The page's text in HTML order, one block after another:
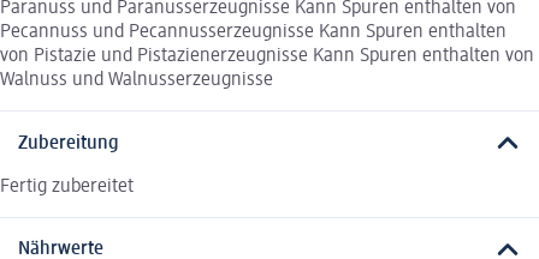
Paranuss und Paranusserzeugnisse Kann Spuren enthalten von
Pecannuss und Pecannusserzeugnisse Kann Spuren enthalten
von Pistazie und Pistazienerzeugnisse Kann Spuren enthalten von
Walnuss und Walnusserzeugnisse
Zubereitung
Fertig zubereitet
Nährwerte